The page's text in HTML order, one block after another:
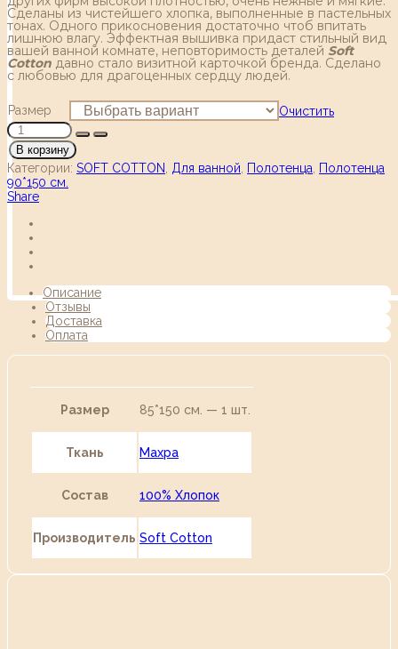
Сделаны из чистейшего хлопка, выполненные в пастельных
тонах. Одного прикосновения достаточно чтоб впитать
лишнюю влагу. Эффектная вышивка придаст стильный вид
вашей ванной комнате, неповторимость деталей Soft
Сotton давно стало визитной карточкой бренда. Сделано
с любовью для драгоценных сердцу людей.
Размер Очистить
В корзину
Категории: SOFT COTTON Для ванной Полотенца
Полотенца
90*150 см.
Share
Описание
Отзывы
Доставка
Оплата
Размер 85*150 см. — 1 шт.
Ткань Махра
Состав 100% Хлопок
Производитель Soft Cotton